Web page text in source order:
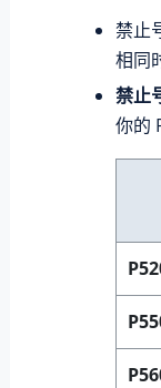
禁止
相同
禁止
你的